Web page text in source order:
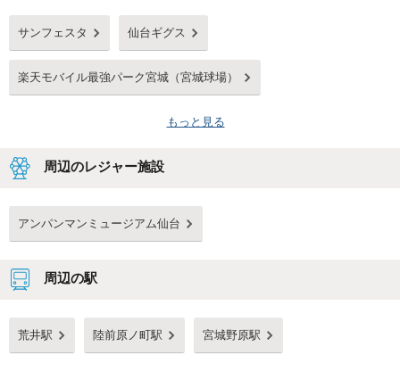
サンフェスタ 仙台ギグス
楽天モバイル最強パーク宮城（宮城球場）
もっと見る
周辺のレジャー施設
アンパンマンミュージアム仙台
周辺の駅
荒井駅 陸前原ノ町駅 宮城野原駅